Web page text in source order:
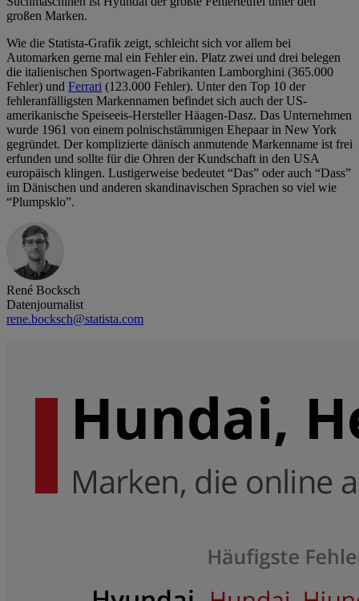
großen Marken.
Wie die Statista-Grafik zeigt, schleicht sich vor allem bei
Automarken gerne mal ein Fehler ein. Platz zwei und drei belegen
die italienischen Sportwagen-Fabrikanten Lamborghini (365.000
Fehler) und Ferrari (123.000 Fehler). Unter den Top 10 der
fehleranfälligsten Markennamen befindet sich auch der US-
amerikanische Speiseeis-Hersteller Häagen-Dasz. Das Unternehmen
wurde 1961 von einem polnischstämmigen Ehepaar in New York
gegründet. Der komplizierte dänisch anmutende Markenname ist frei
erfunden und sollte für die Ohren der Kundschaft in den USA
europäisch klingen. Lustigerweise bedeutet “Das” oder auch “Dass”
im Dänischen und anderen skandinavischen Sprachen so viel wie
“Plumpsklo”.
René Bocksch
Datenjournalist
rene.bocksch@statista.com